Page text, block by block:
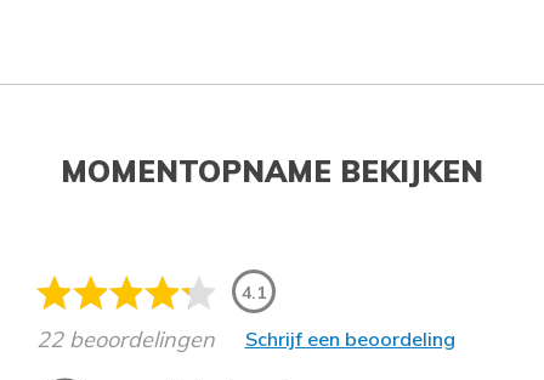
MOMENTOPNAME BEKIJKEN
4.1
22 beoordelingen Schrijf een beoordeling